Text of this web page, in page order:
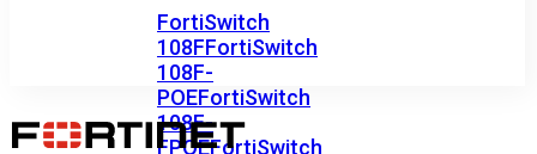
FortiSwitch
108FFortiSwitch
108F-
POEFortiSwitch
108F-
FPOEFortiSwitch